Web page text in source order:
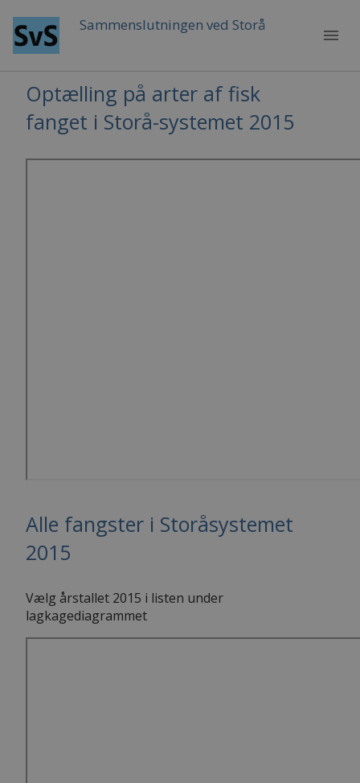
Sammenslutningen ved Storå
menu
Optælling på arter af fisk
fanget i Storå-systemet 2015
Alle fangster i Storåsystemet
2015
Vælg årstallet 2015 i listen under
lagkagediagrammet